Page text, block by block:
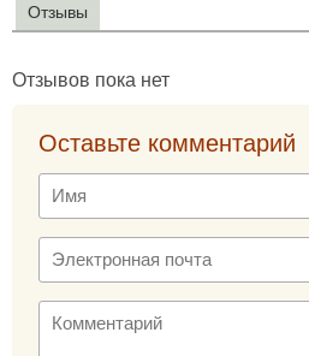
Отзывы
Отзывов пока нет
Оставьте комментарий